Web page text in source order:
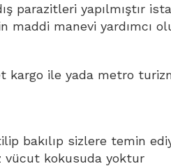
parazitleri yapılmıştır
maddi manevi yardımcı
kargo ile yada metro
bakılıp sizlere temin
vücut kokusuda yoktur